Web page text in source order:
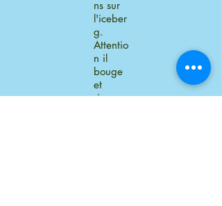
ns sur
l'iceber
g.
Attentio
n il
bouge
et
risque